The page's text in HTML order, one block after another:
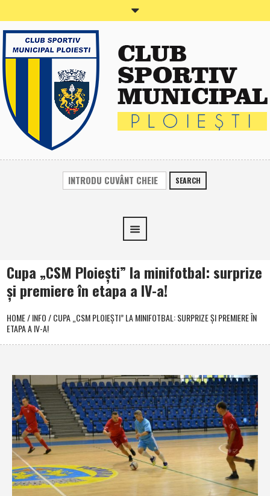
SEARCH
Cupa „CSM Ploieşti” la minifotbal: surprize
şi premiere în etapa a IV-a!
HOME/INFO/CUPA „CSM PLOIEŞTI” LA MINIFOTBAL: SURPRIZE ŞI PREMIERE ÎN
ETAPA A IV-A!